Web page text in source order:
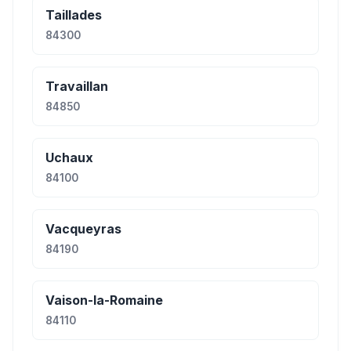
Taillades
84300
Travaillan
84850
Uchaux
84100
Vacqueyras
84190
Vaison-la-Romaine
84110